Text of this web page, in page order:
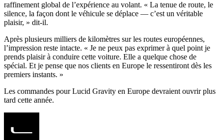
raffinement global de l’expérience au volant. « La tenue de route, le
silence, la façon dont le véhicule se déplace — c’est un véritable
plaisir, » dit-il.
Après plusieurs milliers de kilomètres sur les routes européennes,
l’impression reste intacte. « Je ne peux pas exprimer à quel point je
prends plaisir à conduire cette voiture. Elle a quelque chose de
spécial. Et je pense que nos clients en Europe le ressentiront dès les
premiers instants. »
Les commandes pour Lucid Gravity en Europe devraient ouvrir plus
tard cette année.